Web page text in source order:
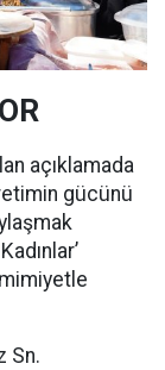
açıklamada
gücünü
Sn.